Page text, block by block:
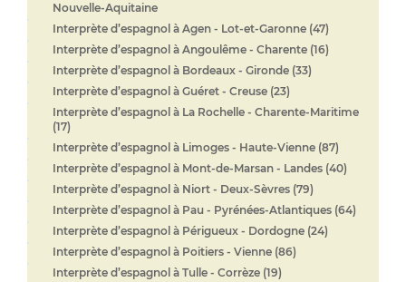
Nouvelle-Aquitaine
Interprète d’espagnol à Agen - Lot-et-Garonne (47)
Interprète d’espagnol à Angoulême - Charente (16)
Interprète d’espagnol à Bordeaux - Gironde (33)
Interprète d’espagnol à Guéret - Creuse (23)
Interprète d’espagnol à La Rochelle - Charente-Maritime
(17)
Interprète d’espagnol à Limoges - Haute-Vienne (87)
Interprète d’espagnol à Mont-de-Marsan - Landes (40)
Interprète d’espagnol à Niort - Deux-Sèvres (79)
Interprète d’espagnol à Pau - Pyrénées-Atlantiques (64)
Interprète d’espagnol à Périgueux - Dordogne (24)
Interprète d’espagnol à Poitiers - Vienne (86)
Interprète d’espagnol à Tulle - Corrèze (19)